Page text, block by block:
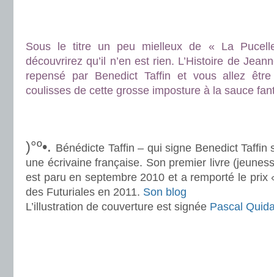
Sous le titre un peu mielleux de « La
découvrirez qu’il n’en est rien. L’Histoire de
repensé par Benedict Taffin et vous allez
coulisses de cette grosse imposture à la sauce
)°º•. Bénédicte Taffin – qui signe Benedict Taffin
une écrivaine française. Son premier livre
est paru en septembre 2010 et a remporté le prix
des Futuriales en 2011. Son blog
L’illustration de couverture est signée Pascal